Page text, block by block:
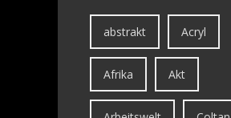
abstrakt Acryl
Afrika Akt